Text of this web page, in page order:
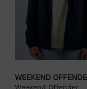
WEEKEND
Weekend Offender